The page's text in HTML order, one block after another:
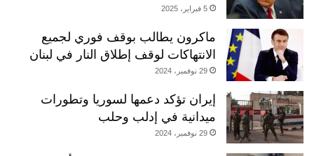
5 فبراير، 2025
ماكرون يطالب بوقف فوري لجميع
الانتهاكات لوقف إطلاق النار في لبنان
29 نوفمبر، 2024
إيران تؤكد دعمها لسوريا وتطورات
ميدانية في إدلب وحلب
29 نوفمبر، 2024